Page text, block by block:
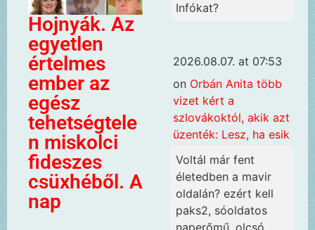
Hojnyák. Az
egyetlen
értelmes
ember az
egész
tehetségtele
n miskolci
fideszes
csüxhéből. A
nap
Infókat?
2026.08.07. at 07:53
on Orbán Anita több
vizet kért a
szlovákoktól, akik azt
üzenték: Lesz, ha esik
Voltál már fent
életedben a mavir
oldalán? ezért kell
paks2, sóoldatos
naperőmű, olcsó